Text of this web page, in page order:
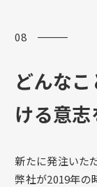
08 ―――
どんな
ける意
新たに発注いた
弊社が2019年の